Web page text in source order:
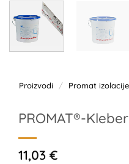
Proizvodi / Promat izolacije
PROMAT®-
11,03 €